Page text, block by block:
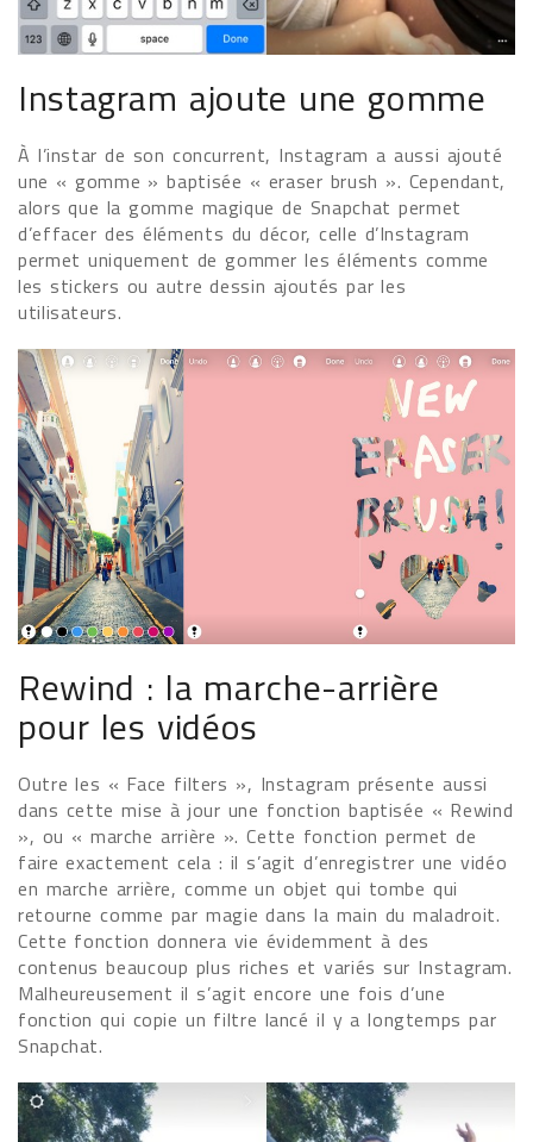
Instagram ajoute une gomme
À l’instar de son concurrent, Instagram a aussi ajouté
une « gomme » baptisée « eraser brush ». Cependant,
alors que la gomme magique de Snapchat permet
d’effacer des éléments du décor, celle d’Instagram
permet uniquement de gommer les éléments comme
les stickers ou autre dessin ajoutés par les
utilisateurs.
Rewind : la marche-arrière
pour les vidéos
Outre les « Face filters », Instagram présente aussi
dans cette mise à jour une fonction baptisée « Rewind
», ou « marche arrière ». Cette fonction permet de
faire exactement cela : il s’agit d’enregistrer une vidéo
en marche arrière, comme un objet qui tombe qui
retourne comme par magie dans la main du maladroit.
Cette fonction donnera vie évidemment à des
contenus beaucoup plus riches et variés sur Instagram.
Malheureusement il s’agit encore une fois d’une
fonction qui copie un filtre lancé il y a longtemps par
Snapchat.